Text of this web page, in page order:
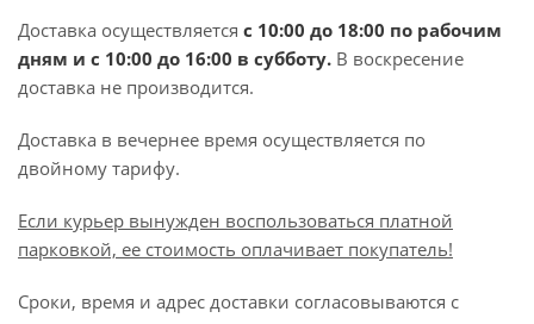
Доставка осуществляется с 10:00 до 18:00 по рабочим
дням и с 10:00 до 16:00 в субботу. В воскресение
доставка не производится.
Доставка в вечернее время осуществляется по
двойному тарифу.
Если курьер вынужден воспользоваться платной
парковкой, ее стоимость оплачивает покупатель!
Сроки, время и адрес доставки согласовываются с